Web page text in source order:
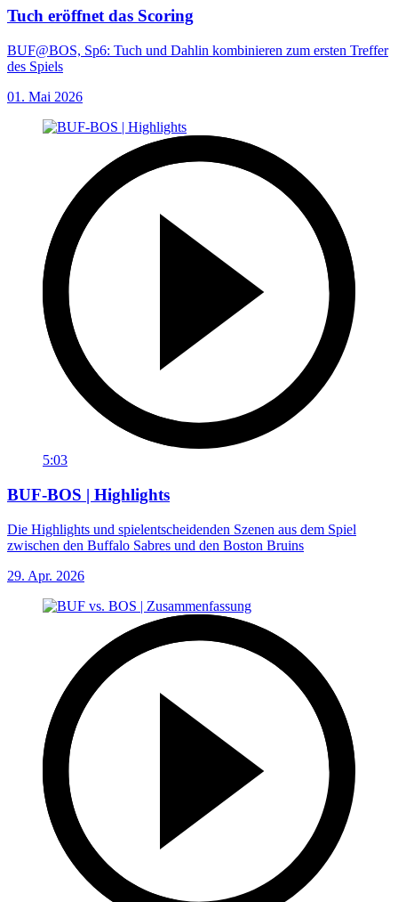
Tuch eröffnet das Scoring
BUF@BOS, Sp6: Tuch und Dahlin kombinieren zum ersten Treffer
des Spiels
01. Mai 2026
5:03
BUF-BOS | Highlights
Die Highlights und spielentscheidenden Szenen aus dem Spiel
zwischen den Buffalo Sabres und den Boston Bruins
29. Apr. 2026